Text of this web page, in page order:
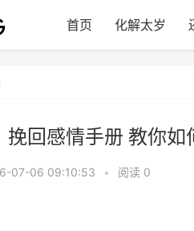
首页 化解太岁
挽回感情手册 教你如
07-06 09:10:53 • 阅读 0